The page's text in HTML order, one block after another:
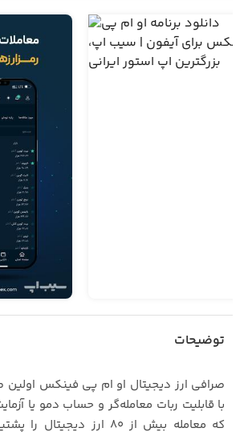
توضیحات
صرافی ارز دیجیتال او‌ ام‌ پی فینکس اولین
با قابلیت ربات‌ معامله‌گر و حساب دمو یا
که معامله بیش از ۸۰ ارز